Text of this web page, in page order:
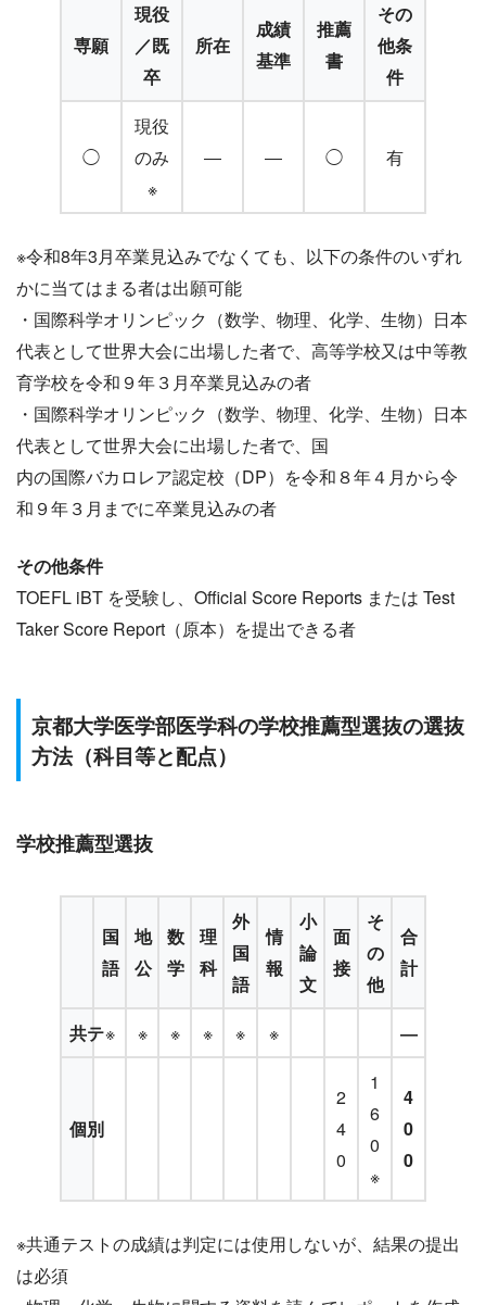
専願
現役
／既
卒
所在
成績
基準
推薦
書
その
他条
件
◯
現役
のみ
※
― ― ◯ 有
※令和8年3月卒業見込みでなくても、以下の条件のいずれ
かに当てはまる者は出願可能
・国際科学オリンピック（数学、物理、化学、生物）日本
代表として世界大会に出場した者で、高等学校又は中等教
育学校を令和９年３月卒業見込みの者
・国際科学オリンピック（数学、物理、化学、生物）日本
代表として世界大会に出場した者で、国
内の国際バカロレア認定校（DP）を令和８年４月から令
和９年３月までに卒業見込みの者
その他条件
TOEFL iBT を受験し、Official Score Reports または Test
Taker Score Report（原本）を提出できる者
京都大学医学部医学科の学校推薦型選抜の選抜
方法（科目等と配点）
学校推薦型選抜
国
語
地
公
数
学
理
科
外
国
語
情
報
小
論
文
面
接
そ
の
他
合
計
共テ※ ※ ※ ※ ※ ※ ―
個別
2
4
0
1
6
0
※
4
0
0
※共通テストの成績は判定には使用しないが、結果の提出
は必須